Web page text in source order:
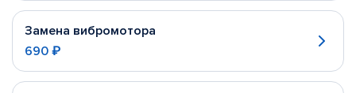
Замена вибромотора
690 ₽